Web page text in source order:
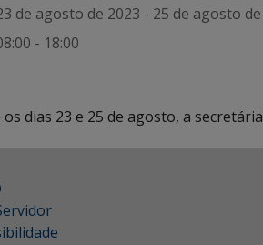
de agosto de 2023 - 25 de agosto
- 18:00
os dias 23 e 25 de agosto, a